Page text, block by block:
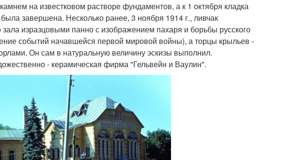
на известковом растворе фундаментов, а к 1 октября кладка
завершена. Несколько ранее, 3 ноября 1914 г., ливчак
изразцовыми панно с изображением пахаря и борьбы русского
событий начавшейся первой мировой войны), а торцы крыльев -
Он сам в натуральную величину эскизы выполнил.
- керамическая фирма "Гельвейн и Ваулин".